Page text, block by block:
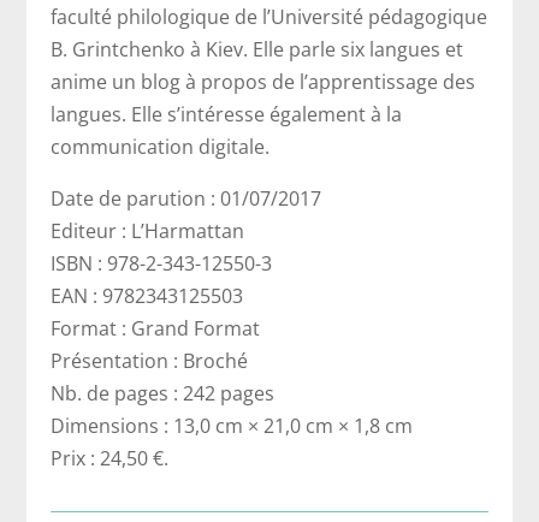
faculté philologique de l’Université pédagogique
B. Grintchenko à Kiev. Elle parle six langues et
anime un blog à propos de l’apprentissage des
langues. Elle s’intéresse également à la
communication digitale.
Date de parution : 01/07/2017
Editeur : L’Harmattan
ISBN : 978-2-343-12550-3
EAN : 9782343125503
Format : Grand Format
Présentation : Broché
Nb. de pages : 242 pages
Dimensions : 13,0 cm × 21,0 cm × 1,8 cm
Prix : 24,50 €.